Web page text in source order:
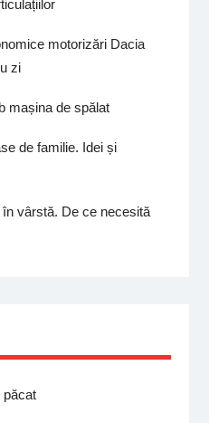
motorizări Dacia
zi
mașina de spălat
de familie. Idei și
vârstă. De ce necesită
păcat